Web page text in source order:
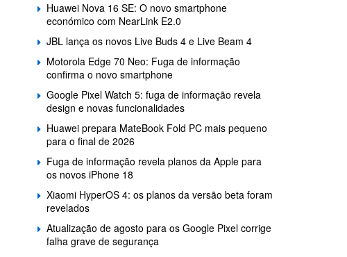
Huawei Nova 16 SE: O novo smartphone
económico com NearLink E2.0
JBL lança os novos Live Buds 4 e Live Beam 4
Motorola Edge 70 Neo: Fuga de informação
confirma o novo smartphone
Google Pixel Watch 5: fuga de informação revela
design e novas funcionalidades
Huawei prepara MateBook Fold PC mais pequeno
para o final de 2026
Fuga de informação revela planos da Apple para
os novos iPhone 18
Xiaomi HyperOS 4: os planos da versão beta foram
revelados
Atualização de agosto para os Google Pixel corrige
falha grave de segurança